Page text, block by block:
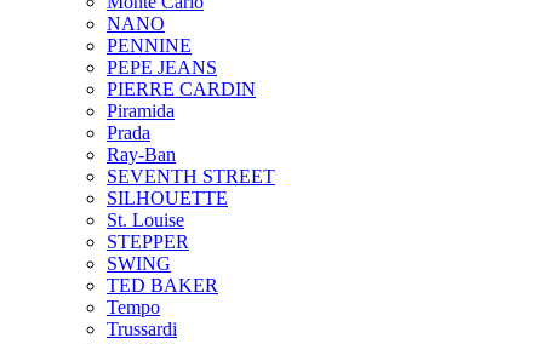
NANO
PENNINE
PEPE JEANS
PIERRE CARDIN
Piramida
Prada
Ray-Ban
SEVENTH STREET
SILHOUETTE
St. Louise
STEPPER
SWING
TED BAKER
Tempo
Trussardi